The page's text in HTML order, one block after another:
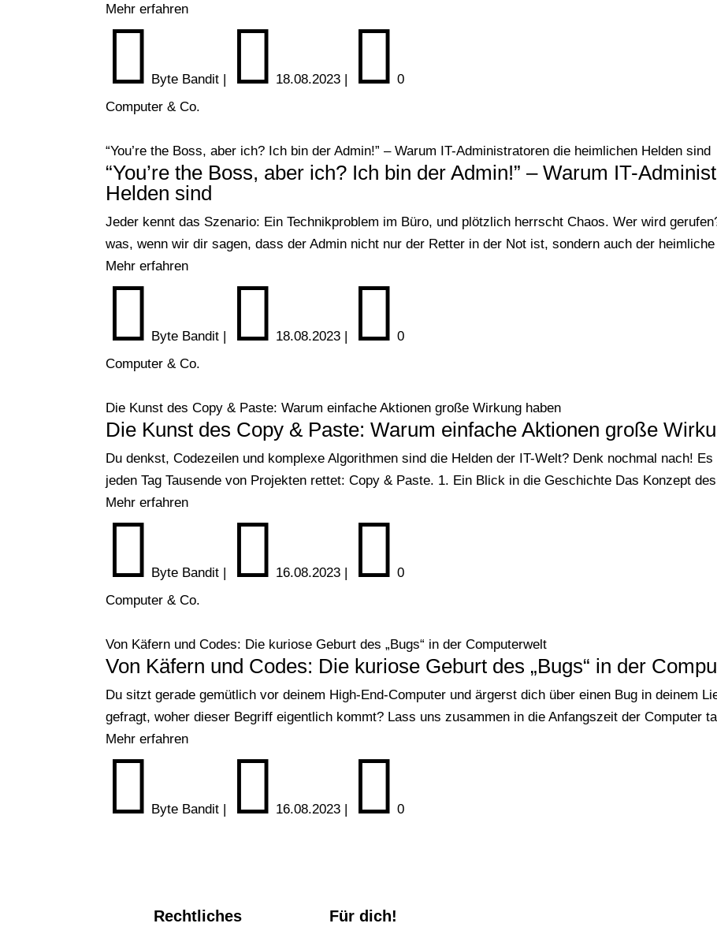
Mehr erfahren
 Byte Bandit |  18.08.2023 | 0
Computer & Co.
“You’re the Boss, aber ich? Ich bin der Admin!” – Warum IT-Administratoren die heimlichen Helden sind
“You’re the Boss, aber ich? Ich bin der Admin!” – Warum IT-
Helden sind
Jeder kennt das Szenario: Ein Technikproblem im Büro, und plötzlich herrscht Chaos. Wer wird
was, wenn wir dir sagen, dass der Admin nicht nur der Retter in der Not ist, sondern auch der
Mehr erfahren
 Byte Bandit |  18.08.2023 | 0
Computer & Co.
Die Kunst des Copy & Paste: Warum einfache Aktionen große Wirkung haben
Die Kunst des Copy & Paste: Warum einfache Aktionen große
Du denkst, Codezeilen und komplexe Algorithmen sind die Helden der IT-Welt? Denk nochmal nach!
jeden Tag Tausende von Projekten rettet: Copy & Paste. 1. Ein Blick in die Geschichte Das Konzept
Mehr erfahren
 Byte Bandit |  16.08.2023 | 0
Computer & Co.
Von Käfern und Codes: Die kuriose Geburt des „Bugs“ in der Computerwelt
Von Käfern und Codes: Die kuriose Geburt des „Bugs“ in der
Du sitzt gerade gemütlich vor deinem High-End-Computer und ärgerst dich über einen Bug in deinem
gefragt, woher dieser Begriff eigentlich kommt? Lass uns zusammen in die Anfangszeit der Computer
Mehr erfahren
 Byte Bandit |  16.08.2023 | 0
Rechtliches Für dich!